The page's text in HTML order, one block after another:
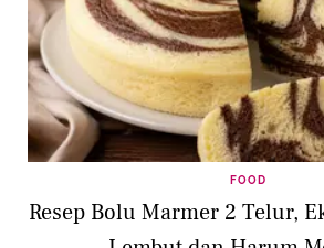
FOOD
Resep Bolu Marmer 2 Telur,